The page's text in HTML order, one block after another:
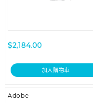
$2,184.00
加入購物車
Adobe